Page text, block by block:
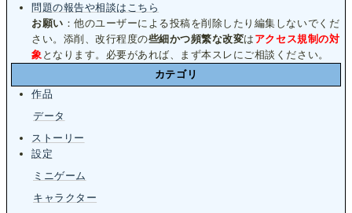
問題の報告や相談はこちら
お願い ：他のユーザーによる投稿を削除したり編集しないでくだ
さい。添削、改行程度の些細かつ頻繁な改変は アクセス規制の対
象 となります。必要があれば、まず本スレにご相談ください。
カテゴリ
作品
データ
ストーリー
設定
ミニゲーム
キャラクター